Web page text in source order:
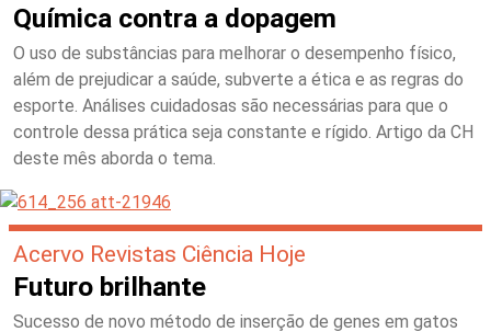
Química contra a dopagem
O uso de substâncias para melhorar o desempenho físico,
além de prejudicar a saúde, subverte a ética e as regras do
esporte. Análises cuidadosas são necessárias para que o
controle dessa prática seja constante e rígido. Artigo da CH
deste mês aborda o tema.
Acervo Revistas Ciência Hoje
Futuro brilhante
Sucesso de novo método de inserção de genes em gatos